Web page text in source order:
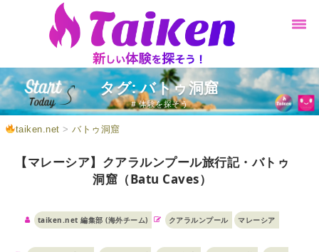
タグ: バトゥ洞窟
# 体験を探そう
taiken.net >バトゥ洞窟
【マレーシア】クアラルンプール旅行記・バトゥ
洞窟（Batu Caves）
taiken.net 編集部 (海外チーム) クアラルンプール マレーシア